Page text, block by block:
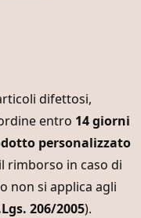
difettosi,
entro 14 giorni
personalizzato
rimborso in caso di
non si applica agli
206/2005).